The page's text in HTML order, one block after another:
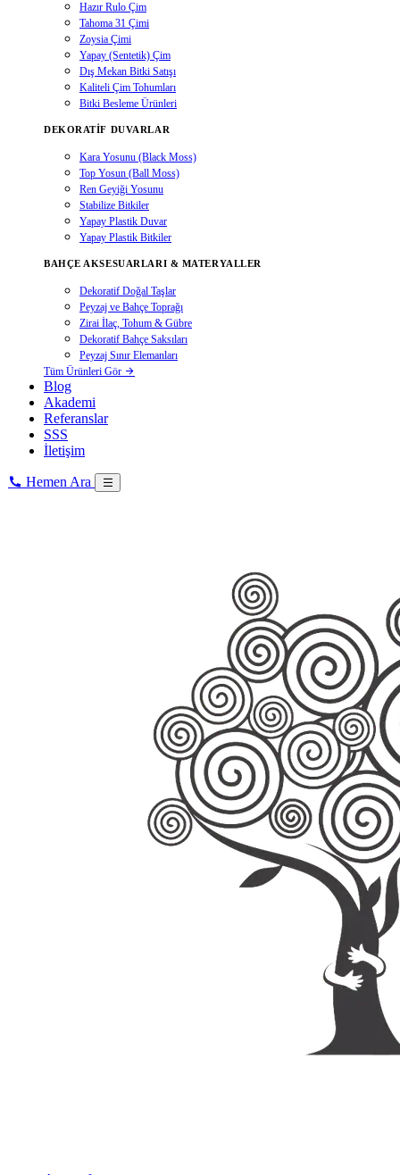
Hazır Rulo Çim
Tahoma 31 Çimi
Zoysia Çimi
Yapay (Sentetik) Çim
Dış Mekan Bitki Satışı
Kaliteli Çim Tohumları
Bitki Besleme Ürünleri
DEKORATIF DUVARLAR
Kara Yosunu (Black Moss)
Top Yosun (Ball Moss)
Ren Geyiği Yosunu
Stabilize Bitkiler
Yapay Plastik Duvar
Yapay Plastik Bitkiler
BAHÇE AKSESUARLARI & MATERYALLER
Dekoratif Doğal Taşlar
Peyzaj ve Bahçe Toprağı
Zirai İlaç, Tohum & Gübre
Dekoratif Bahçe Saksıları
Peyzaj Sınır Elemanları
Tüm Ürünleri Gör
Blog
Akademi
Referanslar
SSS
İletişim
Hemen Ara